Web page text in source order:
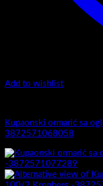
Add to wishlist
Kupaonski ormarić sa
3872571068058